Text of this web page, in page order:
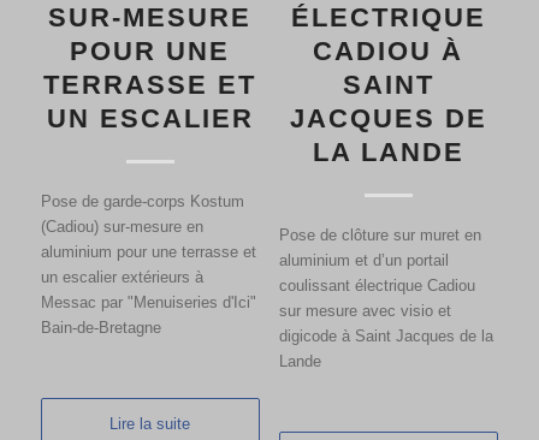
SUR-MESURE
POUR UNE
TERRASSE ET
UN ESCALIER
Pose de garde-corps Kostum
(Cadiou) sur-mesure en
aluminium pour une terrasse et
un escalier extérieurs à
Messac par "Menuiseries d'Ici"
Bain-de-Bretagne
Lire la suite
ÉLECTRIQUE
CADIOU À
SAINT
JACQUES DE
LA LANDE
Pose de clôture sur muret en
aluminium et d’un portail
coulissant électrique Cadiou
sur mesure avec visio et
digicode à Saint Jacques de la
Lande